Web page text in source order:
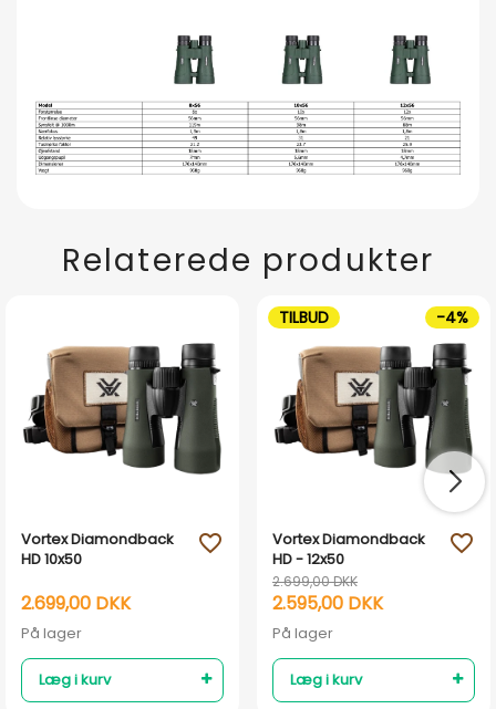
Relaterede produkter
Vortex Diamondback
HD 10x50
2.699,00 DKK
På lager
Læg i kurv
favorite_outline
Vortex Diamondback
HD - 12x50
2.699,00 DKK
2.595,00 DKK
På lager
Læg i kurv
favorite_outline
TILBUD -4%